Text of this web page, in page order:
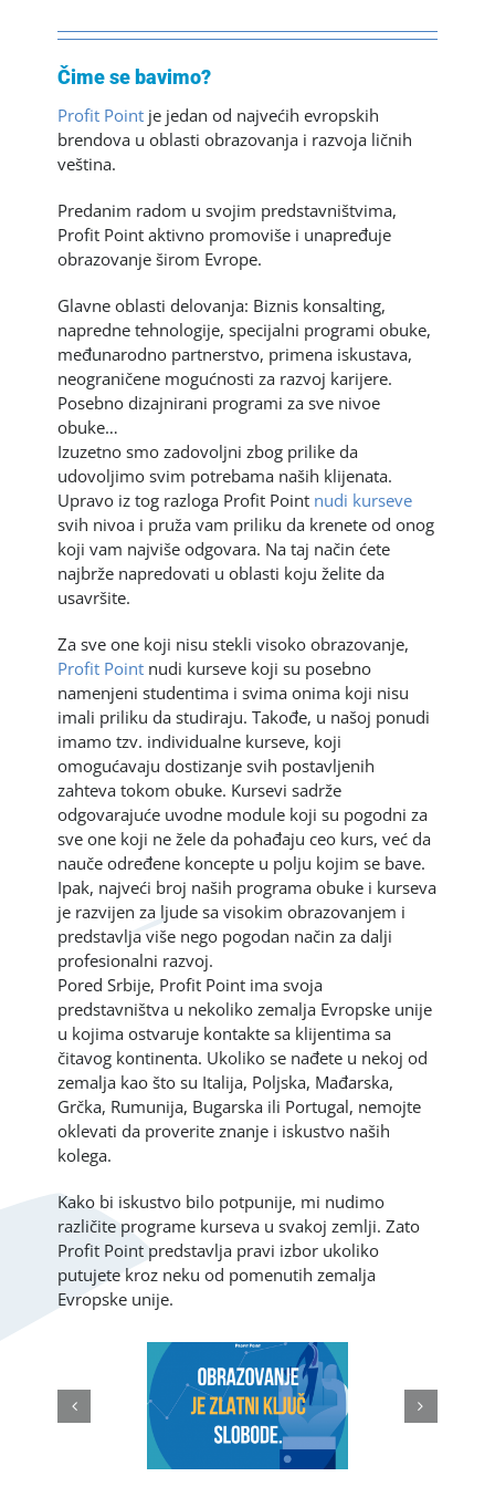
Čime se bavimo?
Profit Point je jedan od najvećih evropskih
brendova u oblasti obrazovanja i razvoja ličnih
veština.
Predanim radom u svojim predstavništvima,
Profit Point aktivno promoviše i unapređuje
obrazovanje širom Evrope.
Glavne oblasti delovanja: Biznis konsalting,
napredne tehnologije, specijalni programi obuke,
međunarodno partnerstvo, primena iskustava,
neograničene mogućnosti za razvoj karijere.
Posebno dizajnirani programi za sve nivoe
obuke…
Izuzetno smo zadovoljni zbog prilike da
udovoljimo svim potrebama naših klijenata.
Upravo iz tog razloga Profit Point nudi kurseve
svih nivoa i pruža vam priliku da krenete od onog
koji vam najviše odgovara. Na taj način ćete
najbrže napredovati u oblasti koju želite da
usavršite.
Za sve one koji nisu stekli visoko obrazovanje,
Profit Point nudi kurseve koji su posebno
namenjeni studentima i svima onima koji nisu
imali priliku da studiraju. Takođe, u našoj ponudi
imamo tzv. individualne kurseve, koji
omogućavaju dostizanje svih postavljenih
zahteva tokom obuke. Kursevi sadrže
odgovarajuće uvodne module koji su pogodni za
sve one koji ne žele da pohađaju ceo kurs, već da
nauče određene koncepte u polju kojim se bave.
Ipak, najveći broj naših programa obuke i kurseva
je razvijen za ljude sa visokim obrazovanjem i
predstavlja više nego pogodan način za dalji
profesionalni razvoj.
Pored Srbije, Profit Point ima svoja
predstavništva u nekoliko zemalja Evropske unije
u kojima ostvaruje kontakte sa klijentima sa
čitavog kontinenta. Ukoliko se nađete u nekoj od
zemalja kao što su Italija, Poljska, Mađarska,
Grčka, Rumunija, Bugarska ili Portugal, nemojte
oklevati da proverite znanje i iskustvo naših
kolega.
Kako bi iskustvo bilo potpunije, mi nudimo
različite programe kurseva u svakoj zemlji. Zato
Profit Point predstavlja pravi izbor ukoliko
putujete kroz neku od pomenutih zemalja
Evropske unije.